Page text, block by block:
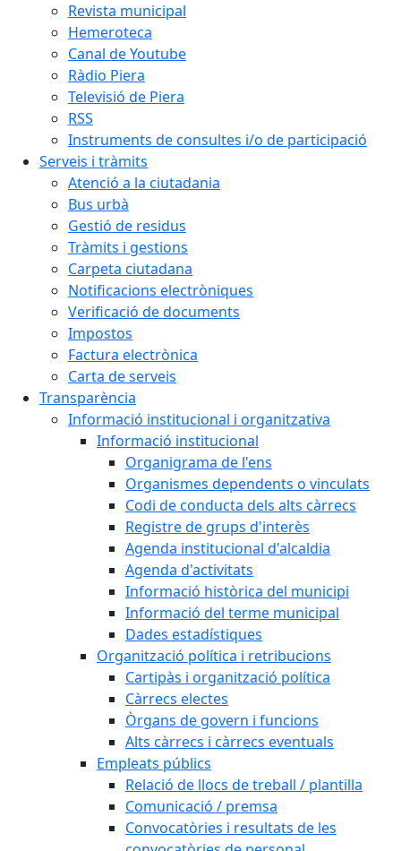
Revista municipal
Hemeroteca
Canal de Youtube
Ràdio Piera
Televisió de Piera
RSS
Instruments de consultes i/o de participació
Serveis i tràmits
Atenció a la ciutadania
Bus urbà
Gestió de residus
Tràmits i gestions
Carpeta ciutadana
Notificacions electròniques
Verificació de documents
Impostos
Factura electrònica
Carta de serveis
Transparència
Informació institucional i organitzativa
Informació institucional
Organigrama de l'ens
Organismes dependents o vinculats
Codi de conducta dels alts càrrecs
Registre de grups d'interès
Agenda institucional d'alcaldia
Agenda d'activitats
Informació històrica del municipi
Informació del terme municipal
Dades estadístiques
Organització política i retribucions
Cartipàs i organització política
Càrrecs electes
Òrgans de govern i funcions
Alts càrrecs i càrrecs eventuals
Empleats públics
Relació de llocs de treball / plantilla
Comunicació / premsa
Convocatòries i resultats de les